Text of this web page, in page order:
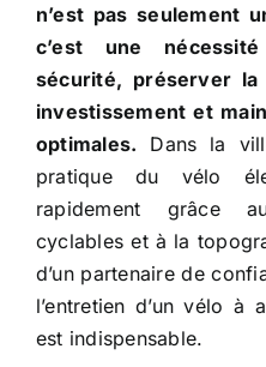
n’est pas seulement
c’est une
sécurité, préserver
investissement et
optimales. Dans la
pratique du vélo
rapidement grâce
cyclables et à la
d’un partenaire de
l’entretien d’un vélo à
est indispensable.